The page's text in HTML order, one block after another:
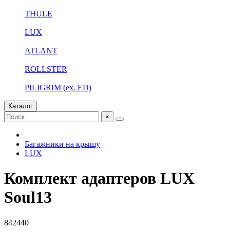
THULE
LUX
ATLANT
ROLLSTER
PILIGRIM (ex. ED)
Каталог
×
Багажники на крышу
LUX
Комплект адаптеров LUX
Soul13
842440